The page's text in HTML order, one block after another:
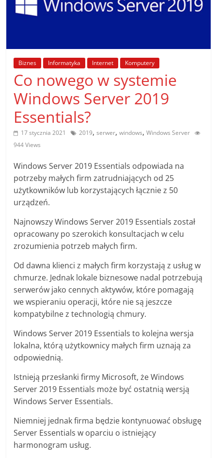
poradniki.
praktyczne
porady
wskazówki
poradniki
na
każdy
temat
Biznes Informatyka Internet Komputery
Co nowego w systemie
Windows Server 2019
Essentials?
17 stycznia 2021 2019,serwer,windows,Windows Server
944 Views
Windows Server 2019 Essentials odpowiada na
potrzeby małych firm zatrudniających od 25
użytkowników lub korzystających łącznie z 50
urządzeń.
Najnowszy Windows Server 2019 Essentials został
opracowany po szerokich konsultacjach w celu
zrozumienia potrzeb małych firm.
Od dawna klienci z małych firm korzystają z usług w
chmurze. Jednak lokale biznesowe nadal potrzebują
serwerów jako cennych aktywów, które pomagają
we wspieraniu operacji, które nie są jeszcze
kompatybilne z technologią chmury.
Windows Server 2019 Essentials to kolejna wersja
lokalna, którą użytkownicy małych firm uznają za
odpowiednią.
Istnieją przesłanki firmy Microsoft, że Windows
Server 2019 Essentials może być ostatnią wersją
Windows Server Essentials.
Niemniej jednak firma będzie kontynuować obsługę
Server Essentials w oparciu o istniejący
harmonogram usług.